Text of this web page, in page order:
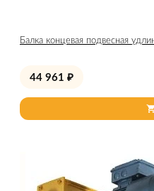
Балка концевая подвесная
44 961 ₽